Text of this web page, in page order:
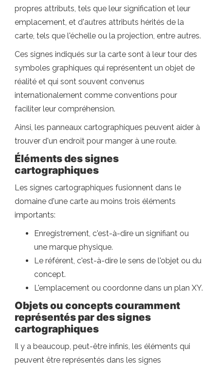
propres attributs, tels que leur signification et leur
emplacement, et d'autres attributs hérités de la
carte, tels que l'échelle ou la projection, entre autres.
Ces signes indiqués sur la carte sont à leur tour des
symboles graphiques qui représentent un objet de
réalité et qui sont souvent convenus
internationalement comme conventions pour
faciliter leur compréhension.
Ainsi, les panneaux cartographiques peuvent aider à
trouver d'un endroit pour manger à une route.
Éléments des signes
cartographiques
Les signes cartographiques fusionnent dans le
domaine d'une carte au moins trois éléments
importants:
Enregistrement, c'est-à-dire un signifiant ou
une marque physique.
Le référent, c'est-à-dire le sens de l'objet ou du
concept.
L'emplacement ou coordonne dans un plan XY.
Objets ou concepts couramment
représentés par des signes
cartographiques
Il y a beaucoup, peut-être infinis, les éléments qui
peuvent être représentés dans les signes